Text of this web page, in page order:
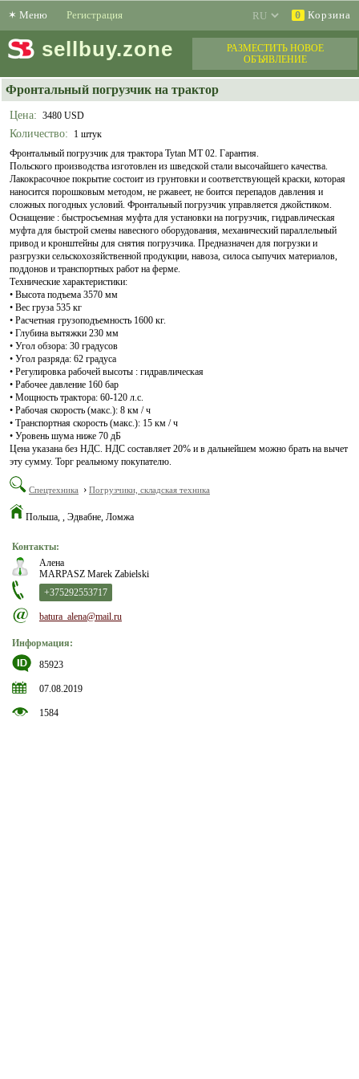
✶ Меню Регистрация 0 Корзина
sellbuy.zone
РАЗМЕСТИТЬ НОВОЕ
ОБЪЯВЛЕНИЕ
Фронтальный погрузчик на трактор
Цена: 3480 USD
Количество:
1 штук
Фронтальный погрузчик для трактора Tytan MT 02. Гарантия.
Польского производства изготовлен из шведской стали высочайшего качества.
Лакокрасочное покрытие состоит из грунтовки и соответствующей краски, которая
наносится порошковым методом, не ржавеет, не боится перепадов давления и
сложных погодных условий. Фронтальный погрузчик управляется джойстиком.
Оснащение : быстросъемная муфта для установки на погрузчик, гидравлическая
муфта для быстрой смены навесного оборудования, механический параллельный
привод и кронштейны для снятия погрузчика. Предназначен для погрузки и
разгрузки сельскохозяйственной продукции, навоза, силоса сыпучих материалов,
поддонов и транспортных работ на ферме.
Технические характеристики:
• Высота подъема 3570 мм
• Вес груза 535 кг
• Расчетная грузоподъемность 1600 кг.
• Глубина вытяжки 230 мм
• Угол обзора: 30 градусов
• Угол разряда: 62 градуса
• Регулировка рабочей высоты : гидравлическая
• Рабочее давление 160 бар
• Мощность трактора: 60-120 л.с.
• Рабочая скорость (макс.): 8 км / ч
• Транспортная скорость (макс.): 15 км / ч
• Уровень шума ниже 70 дБ
Цена указана без НДС. НДС составляет 20% и в дальнейшем можно брать на вычет
эту сумму. Торг реальному покупателю.
Спецтехника › Погрузчики, складская техника
Польша, , Эдвабне, Ломжа
Контакты:
Алена
MARPASZ Marek Zabielski
+375292553717
batura_alena@mail.ru
Информация:
85923
07.08.2019
1584